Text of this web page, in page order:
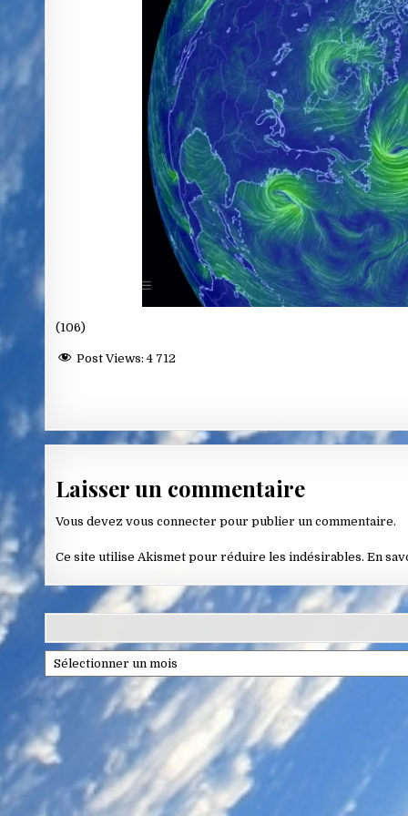
(106)
Post Views: 4 712
Laisser un commentaire
Vous devezvous connecter pour publier un commentaire.
Ce site utilise Akismet pour réduire les indésirables.En
Archives